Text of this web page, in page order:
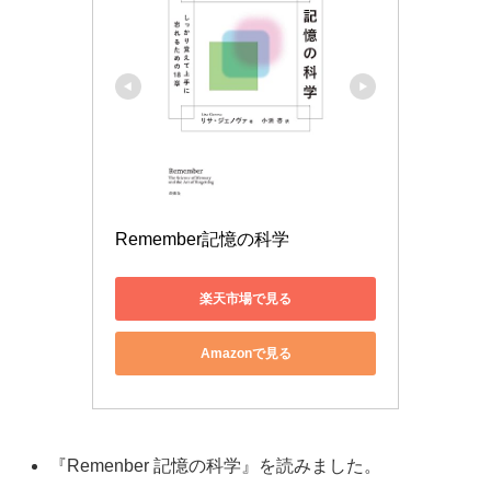
Remember記憶の科学
楽天市場で見る
Amazonで見る
『Remenber 記憶の科学』を読みました。